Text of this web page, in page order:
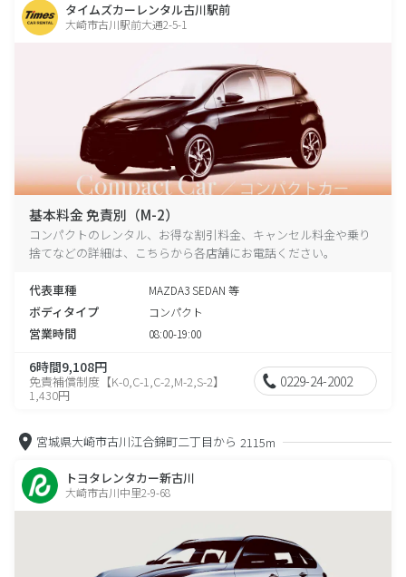
タイムズカーレンタル古川駅前
大崎市古川駅前大通2-5-1
基本料金 免責別（M-2）
コンパクトのレンタル、お得な割引料金、キャンセル料金や乗り
捨てなどの詳細は、こちらから各店舗にお電話ください。
代表車種 MAZDA3 SEDAN 等
ボディタイプ コンパクト
営業時間 08:00-19:00
6時間9,108円
免責補償制度【K-0,C-1,C-2,M-2,S-2】
1,430円
0229-24-2002
宮城県大崎市古川江合錦町二丁目から 2115m
トヨタレンタカー新古川
大崎市古川中里2-9-68